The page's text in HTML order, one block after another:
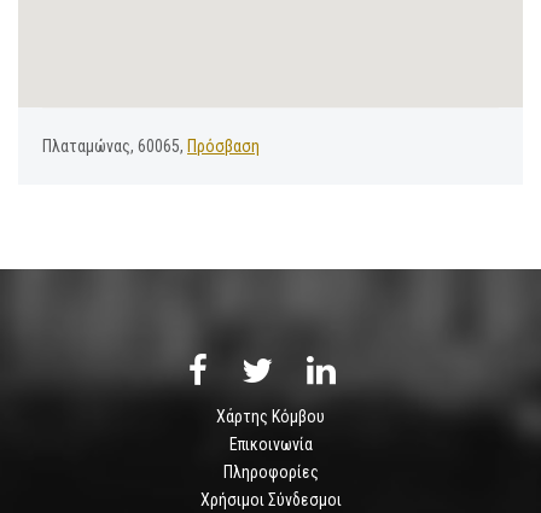
Πλαταμώνας, 60065, Πρόσβαση
Χάρτης Κόμβου
Επικοινωνία
Πληροφορίες
Χρήσιμοι Σύνδεσμοι